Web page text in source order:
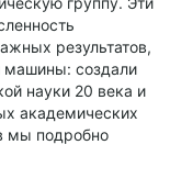
результатов,
машины: создали
науки 20 века и
академических
мы подробно